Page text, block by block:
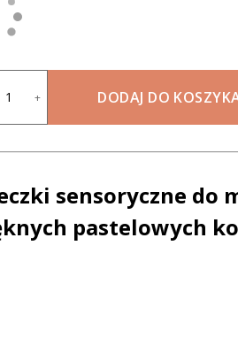
+ DODAJ DO
sensoryczne do
pastelowych